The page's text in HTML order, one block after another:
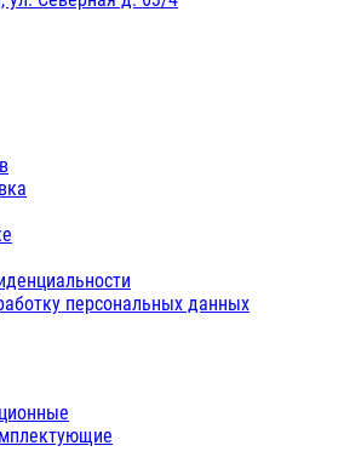
персональных данных